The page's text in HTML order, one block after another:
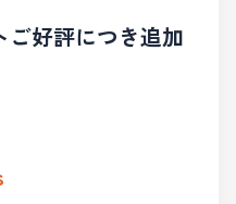
ご好評につき追加